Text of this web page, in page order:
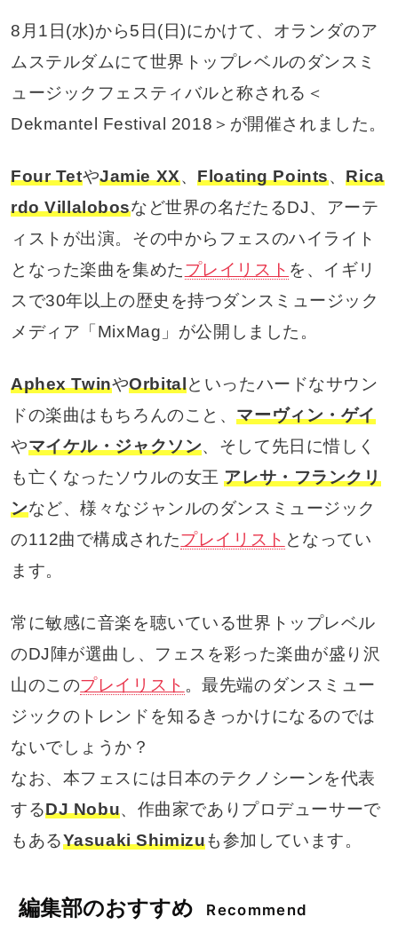
8月1日(水)から5日(日)にかけて、オランダのア
ムステルダムにて世界トップレベルのダンスミ
ュージックフェスティバルと称される＜
Dekmantel Festival 2018＞が開催されました。
Four TetやJamie XX、Floating Points、Rica
rdo Villalobosなど世界の名だたるDJ、アーテ
ィストが出演。その中からフェスのハイライト
となった楽曲を集めたプレイリスト を、イギリ
スで30年以上の歴史を持つダンスミュージック
メディア「MixMag」が公開しました。
Aphex TwinやOrbitalといったハードなサウン
ドの楽曲はもちろんのこと、マーヴィン・ゲイ
やマイケル・ジャクソン、そして先日に惜しく
も亡くなったソウルの女王アレサ・フランクリ
ンなど、様々なジャンルのダンスミュージック
の112曲で構成されたプレイリスト となってい
ます。
常に敏感に音楽を聴いている世界トップレベル
のDJ陣が選曲し、フェスを彩った楽曲が盛り沢
山のこのプレイリスト 。最先端のダンスミュー
ジックのトレンドを知るきっかけになるのでは
ないでしょうか？
なお、本フェスには日本のテクノシーンを代表
するDJ Nobu、作曲家でありプロデューサーで
もあるYasuaki Shimizuも参加しています。
編集部のおすすめ Recommend